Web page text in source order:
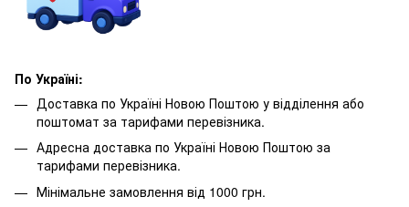
По Україні:
Доставка по Україні Новою Поштою у відділення або
поштомат за тарифами перевізника.
Адресна доставка по Україні Новою Поштою за
тарифами перевізника.
Мінімальне замовлення від 1000 грн.